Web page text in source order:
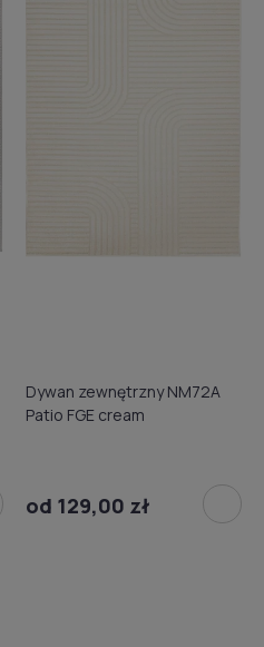
Dywan zewnętrzny NM72A
Patio FGE cream
od 129,00 zł